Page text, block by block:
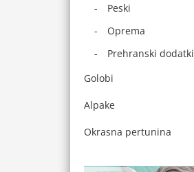
Peski
Oprema
Prehranski dodatki
Golobi
Alpake
Okrasna pertunina